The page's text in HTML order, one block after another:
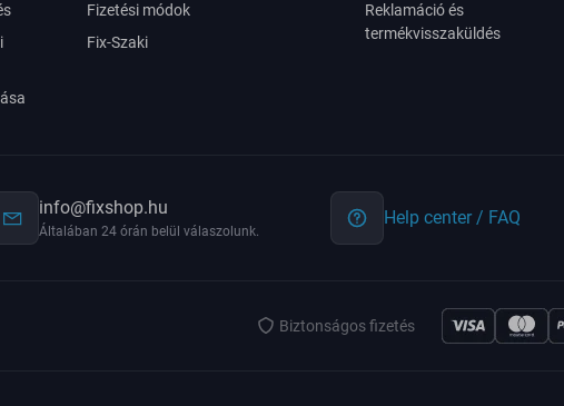
Fizetési módok
Fix-Szaki
Reklamáció és
termékvisszaküldés
info@fixshop.hu
Általában 24 órán belül válaszolunk.
Help center / FAQ
Biztonságos fizetés